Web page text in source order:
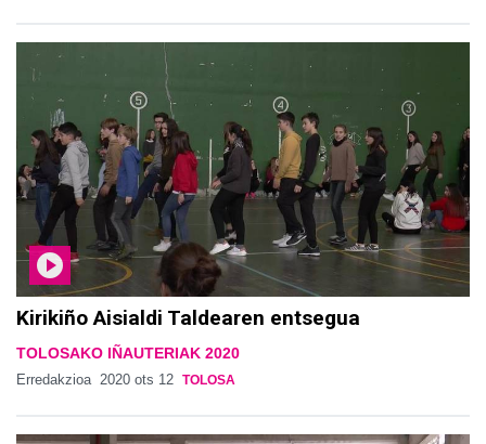
Kirikiño Aisialdi Taldearen entsegua
TOLOSAKO IÑAUTERIAK 2020
Erredakzioa 2020 ots 12 TOLOSA